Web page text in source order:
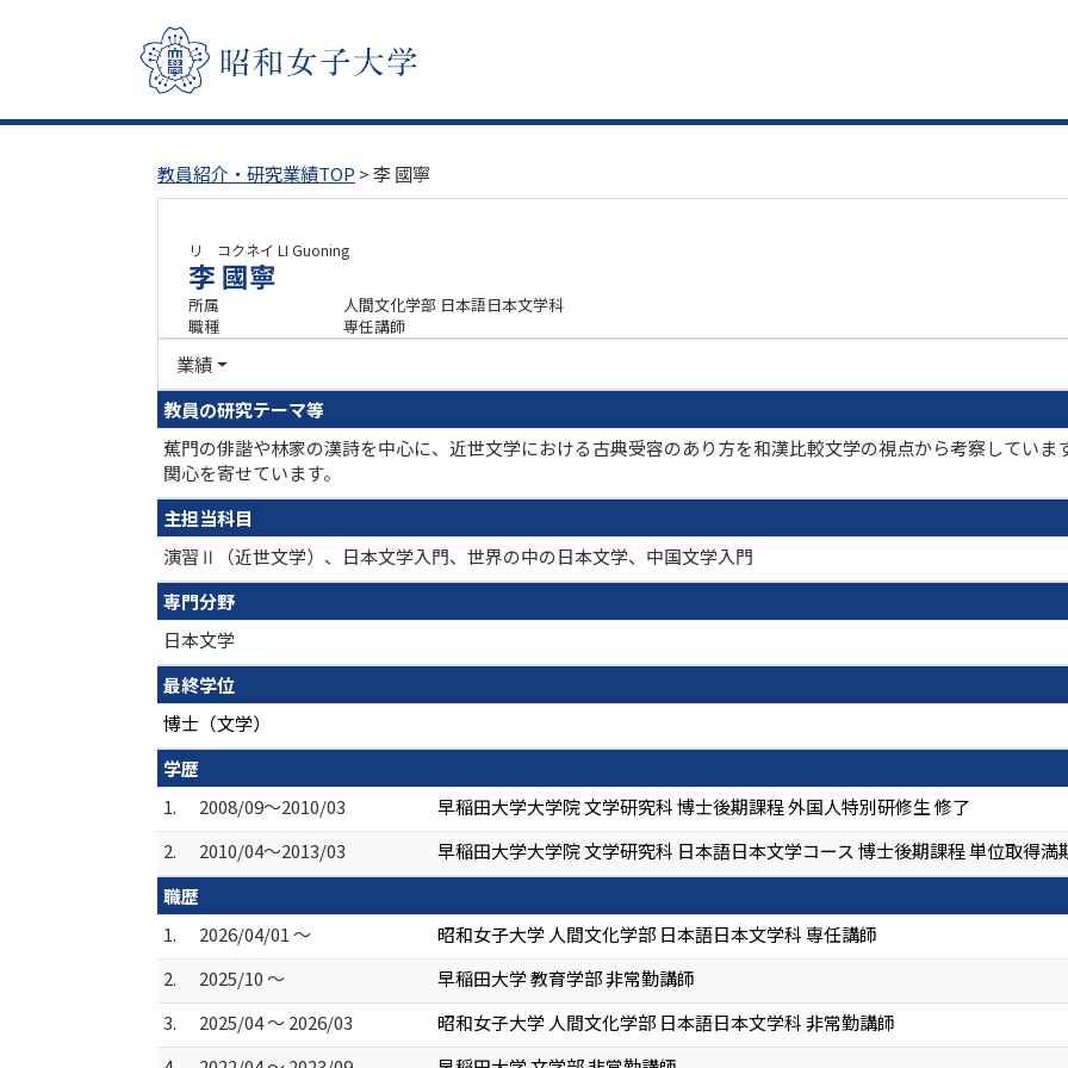
教員紹介・研究業績TOP > 李 國寧
リ コクネイ LI Guoning
李 國寧
所属
人間文化学部 日本語日本文学科
職種
専任講師
業績
教員の研究テーマ等
蕉門の俳諧や林家の漢詩を中心に、近世文学における古典受容のあり方を和漢比較文学の視点から考察してい
関心を寄せています。
主担当科目
演習Ⅱ（近世文学）、日本文学入門、世界の中の日本文学、中国文学入門
専門分野
日本文学
最終学位
博士（文学）
学歴
1.
2008/09～2010/03
早稲田大学大学院 文学研究科 博士後期課程 外国人特別研修生 修了
2.
2010/04～2013/03
早稲田大学大学院 文学研究科 日本語日本文学コース 博士後期課程 単位取得満
職歴
1.
2026/04/01 ～
昭和女子大学 人間文化学部 日本語日本文学科 専任講師
2.
2025/10 ～
早稲田大学 教育学部 非常勤講師
3.
2025/04 ～ 2026/03
昭和女子大学 人間文化学部 日本語日本文学科 非常勤講師